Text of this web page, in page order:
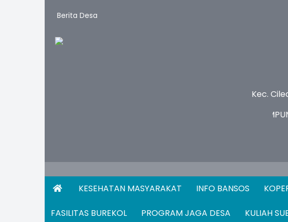
Berita Desa
Kec.
KESEHATAN MASYARAKAT INFO BANSOS
FASILITAS BUREKOL PROGRAM JAGA DESA KULIAH